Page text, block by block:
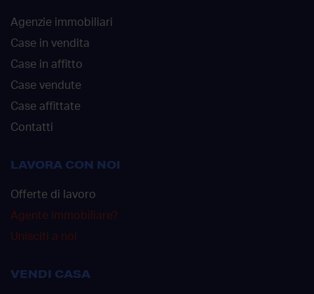
Agenzie immobiliari
Case in vendita
Case in affitto
Case vendute
Case affittate
Contatti
LAVORA CON NOI
Offerte di lavoro
Agente immobiliare?
Unisciti a noi
VENDI CASA